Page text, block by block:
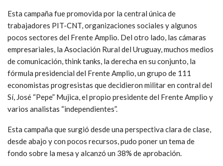
Esta campaña fue promovida por la central única de
trabajadores PIT-CNT, organizaciones sociales y algunos
pocos sectores del Frente Amplio. Del otro lado, las cámaras
empresariales, la Asociación Rural del Uruguay, muchos medios
de comunicación, think tanks, la derecha en su conjunto, la
fórmula presidencial del Frente Amplio, un grupo de 111
economistas progresistas que decidieron militar en contral del
Sí, José “Pepe” Mujica, el propio presidente del Frente Amplio y
varios analistas “independientes”.
Esta campaña que surgió desde una perspectiva clara de clase,
desde abajo y con pocos recursos, pudo poner un tema de
fondo sobre la mesa y alcanzó un 38% de aprobación.